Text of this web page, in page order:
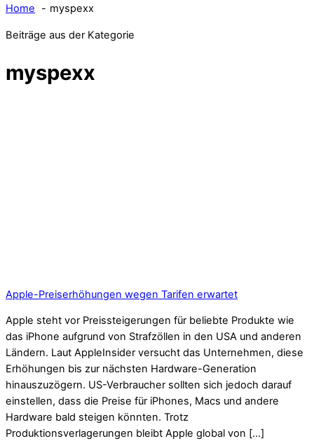
Home
myspexx
Beiträge aus der Kategorie
myspexx
Apple-Preiserhöhungen wegen Tarifen erwartet
Apple steht vor Preissteigerungen für beliebte Produkte wie
das iPhone aufgrund von Strafzöllen in den USA und anderen
Ländern. Laut AppleInsider versucht das Unternehmen, diese
Erhöhungen bis zur nächsten Hardware-Generation
hinauszuzögern. US-Verbraucher sollten sich jedoch darauf
einstellen, dass die Preise für iPhones, Macs und andere
Hardware bald steigen könnten. Trotz
Produktionsverlagerungen bleibt Apple global von […]